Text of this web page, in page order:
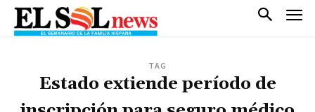
TAG
Estado extiende período de